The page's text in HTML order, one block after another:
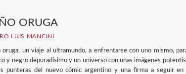
ORUGA
LUIS MANCINI
oruga, un viaje al ultramundo, a enfrentarse con uno mismo,
y negro depuradísimo y un universo con unas imágenes
punteras del nuevo cómic argentino y una firma a seguir